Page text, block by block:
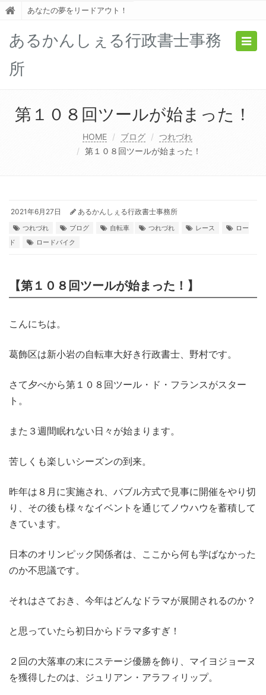
あなたの夢をリードアウト！
あるかんしぇる行政書士事務
所
第１０８回ツールが始まった！
HOME ブログ
つれづれ
第１０８回ツールが始まった！
2021年6月27日 あるかんしぇる行政書士事務所
つれづれ ブログ 自転車 つれづれ レース
ロー
ド
ロードバイク
【第１０８回ツールが始まった！】
こんにちは。
葛飾区は新小岩の自転車大好き行政書士、野村です。
さて夕べから第１０８回ツール・ド・フランスがスター
ト。
また３週間眠れない日々が始まります。
苦しくも楽しいシーズンの到来。
昨年は８月に実施され、バブル方式で見事に開催をやり切
り、その後も様々なイベントを通じてノウハウを蓄積して
きています。
日本のオリンピック関係者は、ここから何も学ばなかった
のか不思議です。
それはさておき、今年はどんなドラマが展開されるのか？
と思っていたら初日からドラマ多すぎ！
２回の大落車の末にステージ優勝を飾り、マイヨジョーヌ
を獲得したのは、ジュリアン・アラフィリップ。